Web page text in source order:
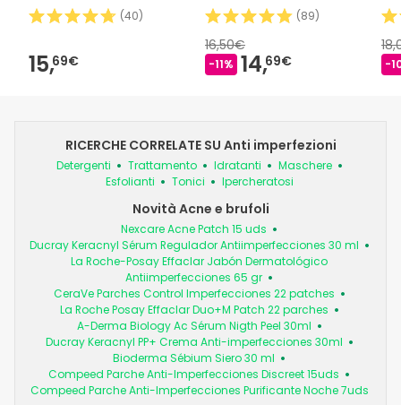
(40)
15,69€
(89)
16,50€
-11% 14,69€ -
RICERCHE CORRELATE SU Anti imperfezioni
Detergenti Trattamento Idratanti
Maschere
Esfolianti
Tonici Ipercheratosi
Novità Acne e brufoli
Nexcare Acne Patch 15 uds
Ducray Keracnyl Sérum Regulador Antiimperfecciones 30 ml
La Roche-Posay Effaclar Jabón Dermatológico
Antiimperfecciones 65 gr
CeraVe Parches Control Imperfecciones 22 patches
La Roche Posay Effaclar Duo+M Patch 22 parches
A-Derma Biology Ac Sérum Nigth Peel 30ml
Ducray Keracnyl PP+ Crema Anti-imperfecciones 30ml
Bioderma Sébium Siero 30 ml
Compeed Parche Anti-Imperfecciones Discreet 15uds
Compeed Parche Anti-Imperfecciones Purificante Noche 7uds